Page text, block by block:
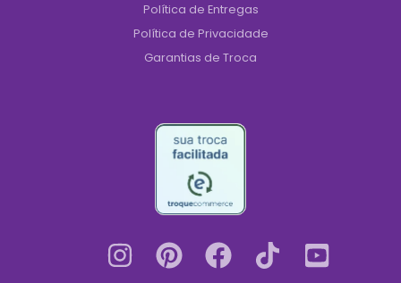
Política de Entregas
Política de Privacidade
Garantias de Troca